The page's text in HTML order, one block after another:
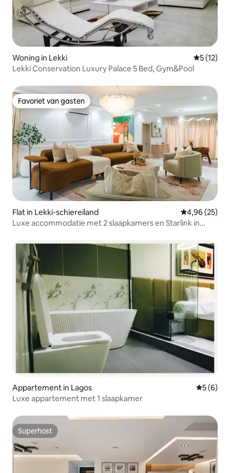
Woning in Lekki
5 (12)
Lekki Conservation Luxury Palace 5 Bed, Gym&Pool
Favoriet van gasten
Favoriet van gasten
Flat in Lekki-schiereiland Gemiddelde
4,96 (25)
Luxe accommodatie met 2 slaapkamers en Starlink in
Appartement in Lagos
5 (6)
Luxe appartement met 1 slaapkamer
Superhost
Superhost